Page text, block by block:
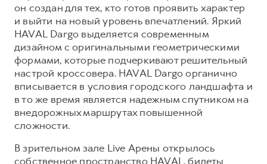
POER
от 3 449 000 ₽
Корпоративным клиентам
Крупным корпоративным клиентам
Система управления автопарком
Сервис для корпоративных клиентов
HAVAL Лизинг
Автомобильные аксессуары
Программа «HAVAL Защита+»
Руководства по эксплуатации
Подписки
АКСЕССУАРЫ HAVAL
Автомобильные аксессуары
Коллекция CITY
Коллекция Базовая
он создан для тех, кто готов проявить характер
и выйти на новый уровень впечатлений. Яркий
HAVAL Dargo выделяется современным
дизайном с оригинальными геометрическими
формами, которые подчеркивают решительный
настрой кроссовера. HAVAL Dargo органично
вписывается в условия городского ландшафта и
в то же время является надежным спутником на
внедорожных маршрутах повышенной
сложности.
В зрительном зале Live Арены открылось
собственное пространство HAVAL, билеты